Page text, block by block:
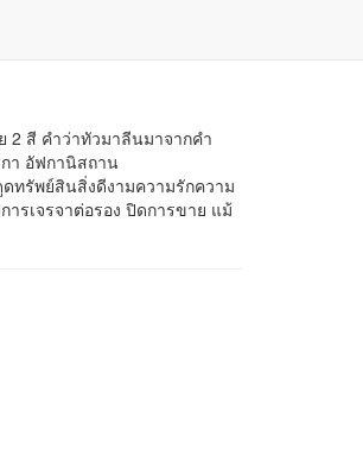
2 สี คำว่าทัวมาลีนมาจากคำ
า อัฟกานิสถาน
ทรัพย์สินสิ่งดีงามความรักความ
รเจรจาต่อรอง ปิดการขาย แม้